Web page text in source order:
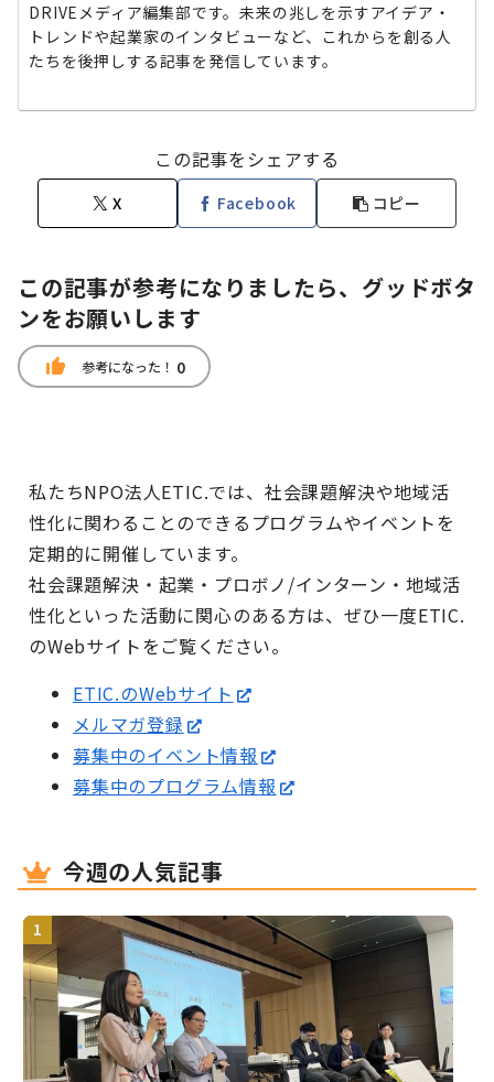
DRIVEメディア編集部です。未来の兆しを示すアイデア・
トレンドや起業家のインタビューなど、これからを創る人
たちを後押しする記事を発信しています。
この記事をシェアする
X Facebook コピー
この記事が参考になりましたら、グッドボタ
ンをお願いします
thumb_up 参考になった！ 0
私たちNPO法人ETIC.では、社会課題解決や地域活
性化に関わることのできるプログラムやイベントを
定期的に開催しています。
社会課題解決・起業・プロボノ/インターン・地域活
性化といった活動に関心のある方は、ぜひ一度ETIC.
のWebサイトをご覧ください。
ETIC.のWebサイト
メルマガ登録
募集中のイベント情報
募集中のプログラム情報
今週の人気記事